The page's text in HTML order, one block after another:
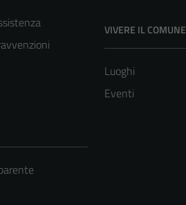
VIVERE IL COMUNE
Luoghi
Eventi